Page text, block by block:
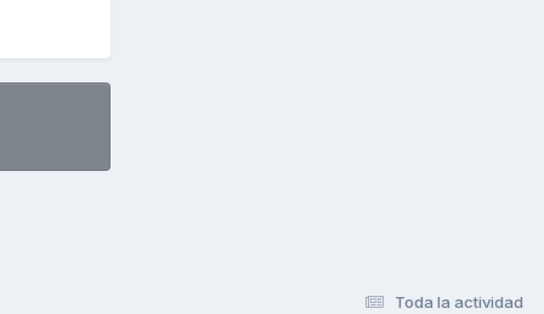
Toda la actividad